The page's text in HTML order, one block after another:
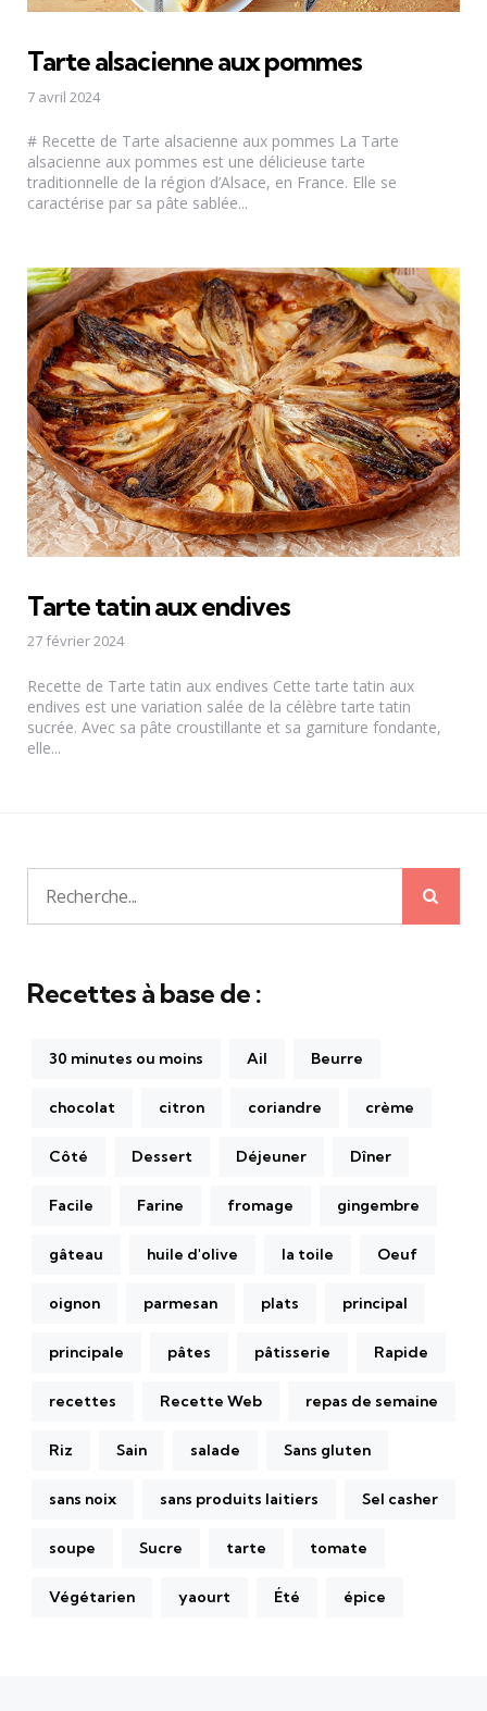
Tarte alsacienne aux pommes
7 avril 2024
# Recette de Tarte alsacienne aux pommes La Tarte
alsacienne aux pommes est une délicieuse tarte
traditionnelle de la région d’Alsace, en France. Elle se
caractérise par sa pâte sablée...
Tarte tatin aux endives
27 février 2024
Recette de Tarte tatin aux endives Cette tarte tatin aux
endives est une variation salée de la célèbre tarte tatin
sucrée. Avec sa pâte croustillante et sa garniture fondante,
elle...
Recherche
pour:
Recettes à base de :
30 minutes ou moins Ail Beurre
chocolat citron coriandre crème
Côté Dessert Déjeuner Dîner
Facile Farine fromage gingembre
gâteau huile d'olive la toile Oeuf
oignon parmesan plats principal
principale pâtes pâtisserie Rapide
recettes Recette Web repas de semaine
Riz Sain salade Sans gluten
sans noix sans produits laitiers Sel casher
soupe Sucre tarte tomate
Végétarien yaourt Été épice